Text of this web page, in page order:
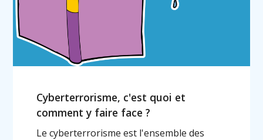
Cyberterrorisme, c'est quoi et
comment y faire face ?
Le cyberterrorisme est l'ensemble des